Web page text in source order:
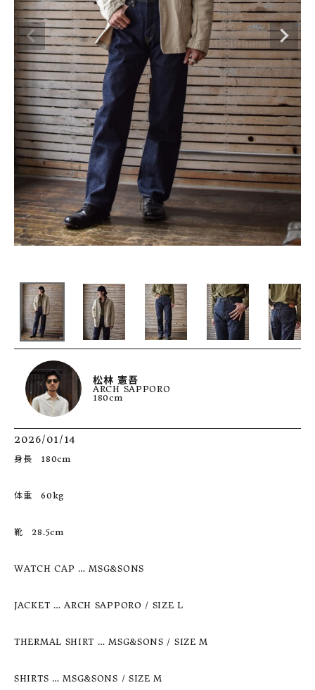
SHOP
INFORMATION
ご利用ガイド
プライバシーポリシー
特定商取引法について
お問い合わせ
OFFICIAL WEB SITE
ACCOUNT MENU
ようこそ ゲスト 様
松林 憲吾
ARCH SAPPORO
180cm
2026/01/14
身長　180cm
体重　60kg
靴　28.5cm
WATCH CAP … MSG&SONS
JACKET … ARCH SAPPORO / SIZE L
THERMAL SHIRT … MSG&SONS / SIZE M
SHIRTS … MSG&SONS / SIZE M